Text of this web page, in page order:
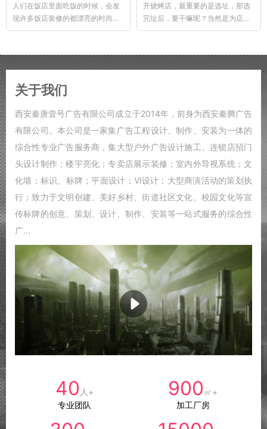
人们在饭店里面吃饭的时候，会发
现许多饭店装修的都漂亮的时尚，
好的饭店装修，也能够...
开烧烤店，最重要的是选址，那选
完址后，要干嘛呢？当然是为店铺
装修了，要知道烧烤店的装修...
关于我们
西安秦唐壹号广告有限公司成立于2014年，前身为西安秦腾广告
有限公司。本公司是一家集广告工程设计、制作、安装为一体的
综合性专业广告服务商，集大型户外广告设计施工、连锁店招门
头设计制作；楼宇亮化；专卖店展示装修；室内外导视系统；文
化墙；标识、标牌；平面设计；VI设计；大型商演活动的策划执
行；致力于文明创建、美好乡村、街道社区文化、校园文化等宣
传标牌的创意、策划、设计、制作、安装等一站式服务的综合性
广...
40 人+
专业团队
900 ㎡+
加工厂房